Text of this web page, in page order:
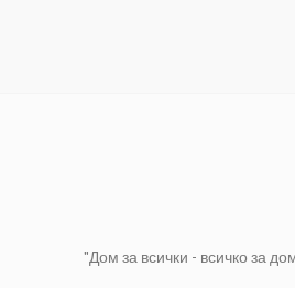
"Дом за всички - всичко за